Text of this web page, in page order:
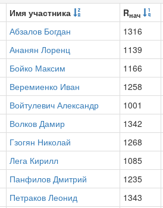
Имя участника Rнач
Абзалов Богдан 1316
Ананян Лоренц 1139
Бойко Максим 1166
Веремиенко Иван 1258
Войтулевич Александр 1001
Волков Дамир 1342
Гзогян Николай 1268
Лега Кирилл 1085
Панфилов Дмитрий 1235
Петраков Леонид 1343